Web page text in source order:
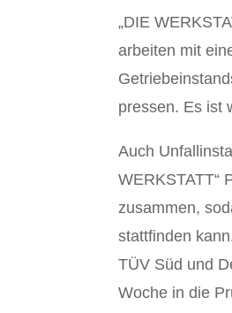
„DIE
arbeiten mit
pressen. Es ist
Auch
WERKSTATT“
zusammen,
stattfinden
TÜV Süd und
Woche in die